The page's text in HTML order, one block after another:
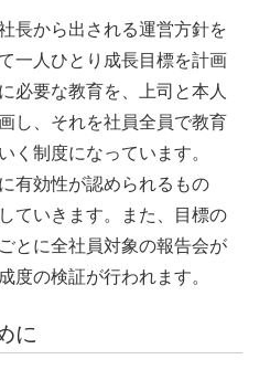
長から出される運営方針を
一人ひとり成長目標を計画
必要な教育を、上司と本人
し、それを社員全員で教育
く制度になっています。
有効性が認められるもの
ていきます。また、目標の
とに全社員対象の報告会が
度の検証が行われます。
に